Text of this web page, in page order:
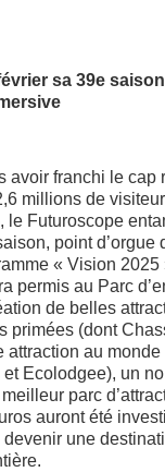
sa 39e
avoir franchi le cap
millions de
le Futuroscope
point d’orgue
« Vision 2025
permis au Parc
de belles
primées (dont
au monde
Ecolodgee), un
parc
auront été
une